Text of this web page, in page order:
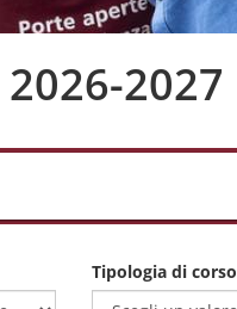
2027
Tipologia di corso